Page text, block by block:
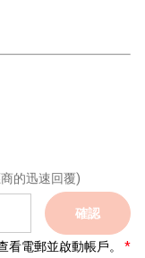
的迅速回覆)
確認
電郵並啟動帳戶。